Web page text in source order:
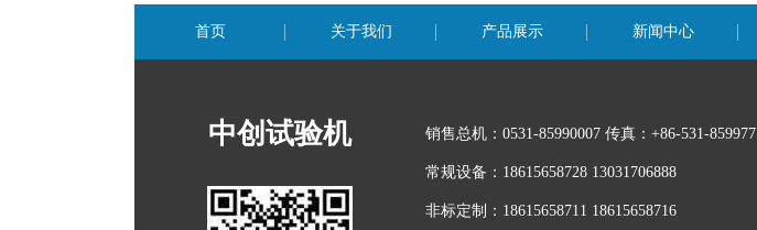
首页 关于我们 产品展示 新闻中心
中创试验机 销售总机： 0531-85990007 传真：+86-531-
常规设备： 18615658728 13031706888
非标定制： 18615658711 18615658716